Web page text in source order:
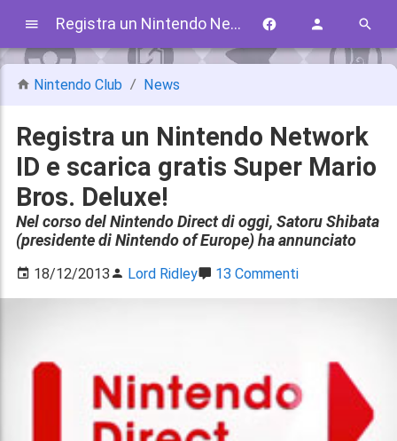
Registra un Nintendo Network ID e scarica gratis Super Mario Bros. Deluxe!
Nintendo Club News
Registra un Nintendo Network
ID e scarica gratis Super Mario
Bros. Deluxe!
Nel corso del Nintendo Direct di oggi, Satoru Shibata
(presidente di Nintendo of Europe) ha annunciato
18/12/2013 Lord Ridley 13 Commenti